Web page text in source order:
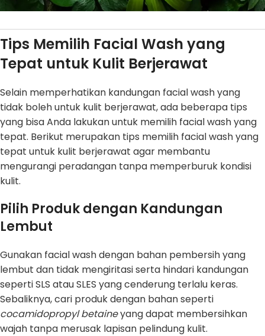
Tips Memilih Facial Wash yang
Tepat untuk Kulit Berjerawat
Selain memperhatikan kandungan facial wash yang
tidak boleh untuk kulit berjerawat, ada beberapa tips
yang bisa Anda lakukan untuk memilih facial wash yang
tepat. Berikut merupakan tips memilih facial wash yang
tepat untuk kulit berjerawat agar membantu
mengurangi peradangan tanpa memperburuk kondisi
kulit.
Pilih Produk dengan Kandungan
Lembut
Gunakan facial wash dengan bahan pembersih yang
lembut dan tidak mengiritasi serta hindari kandungan
seperti SLS atau SLES yang cenderung terlalu keras.
Sebaliknya, cari produk dengan bahan seperti
cocamidopropyl betaineyang dapat membersihkan
wajah tanpa merusak lapisan pelindung kulit.